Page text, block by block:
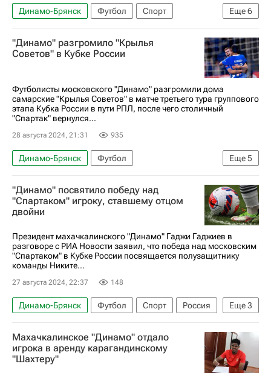
Еще6
Динамо-Брянск Футбол
Спорт
Махачкала
Самара
Россия
Крылья Советов
Рубин
РПЛ 2026-2027 (Чемпионат России по футболу)
"Динамо" разгромило "Крылья
Советов" в Кубке России
Футболисты московского "Динамо" разгромили дома
самарские "Крылья Советов" в матче третьего тура группового
этапа Кубка России в пути РПЛ, после чего столичный
"Спартак" вернулся...
28 августа 2024, 21:31 935
Еще5
Динамо-Брянск
Футбол
Ярослав Гладышев
Крылья Советов
Спартак Москва
Денис Макаров
Кубок России по футболу
"Динамо" посвятило победу над
"Спартаком" игроку, ставшему отцом
двойни
Президент махачкалинского "Динамо" Гаджи Гаджиев в
разговоре с РИА Новости заявил, что победа над московским
"Спартаком" в Кубке России посвящается полузащитнику
команды Никите...
27 августа 2024, 22:37 148
Еще3
Динамо-Брянск Футбол Спорт
Россия
Никита Глушков
Спартак Москва
Российский футбольный союз (РФС)
Махачкалинское "Динамо" отдало
игрока в аренду карагандинскому
"Шахтеру"